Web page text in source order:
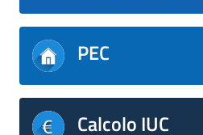
PEC
Calcolo IUC